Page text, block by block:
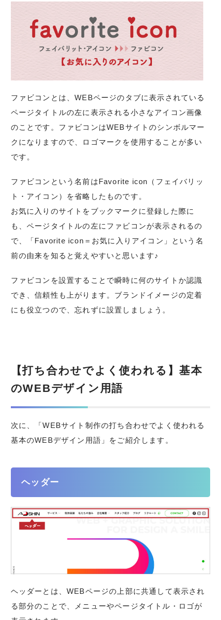
ファビコンとは、WEBページのタブに表示されている
ページタイトルの左に表示される小さなアイコン画像
のことです。ファビコンはWEBサイトのシンボルマー
クになりますので、ロゴマークを使用することが多い
です。
ファビコンという名前はFavorite icon（ フェイバリッ
ト・アイコン ）を省略したものです。
お気に入りのサイトをブックマークに登録した際に
も、ページタイトルの左にファビコンが表示されるの
で、「Favorite icon＝お気に入りアイコン」という名
前の由来を知ると覚えやすいと思います♪
ファビコンを設置することで瞬時に何のサイトか認識
でき、信頼性も上がります。ブランドイメージの定着
にも役立つので、忘れずに設置しましょう。
【打ち合わせでよく使われる】基本
のWEBデザイン用語
次に、「WEBサイト制作の打ち合わせでよく使われる
基本のWEBデザイン用語」をご紹介します。
ヘッダー
ヘッダーとは、WEBページの上部に共通して表示され
る部分のことで、メニューやページタイトル・ロゴが